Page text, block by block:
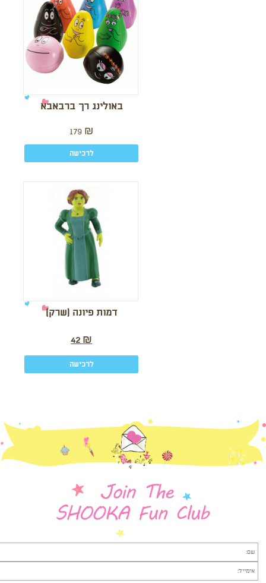
באולינג רך ברבאבא
179 ₪
לרכישה
דמות פיונה (שרק)
42 ₪
לרכישה